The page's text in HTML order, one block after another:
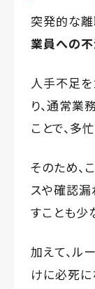
突発的な
業員への不
人手不足
り、通常業
ことで、多
そのため、
スや確認漏
すことも少
加えて、ル
けに必死に